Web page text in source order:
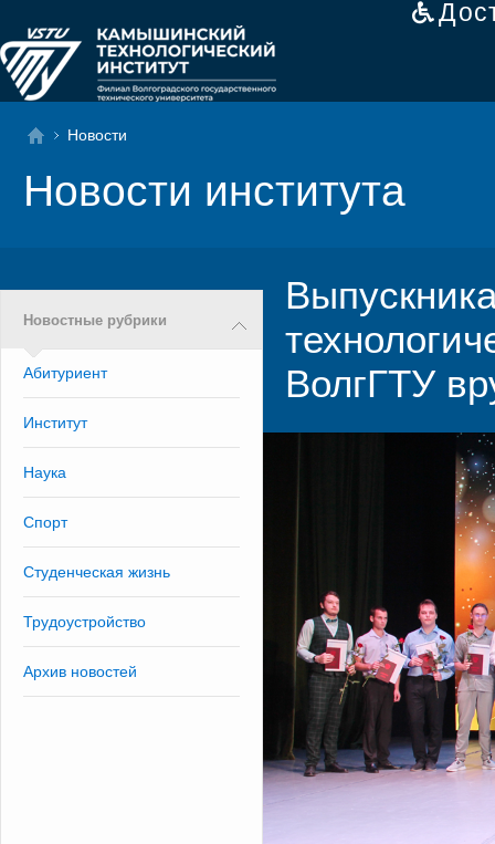
Новости
Новости института
Новостные рубрики
Абитуриент
Институт
Наука
Спорт
Студенческая жизнь
Трудоустройство
Архив новостей
ВолгГТУ